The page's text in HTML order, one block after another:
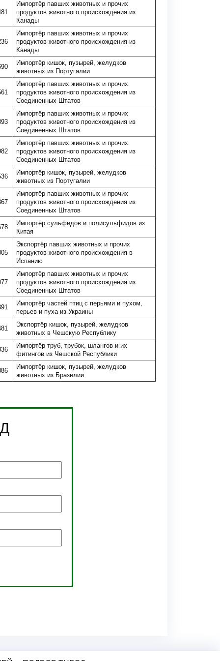
Импортёр павших животных и прочих
продуктов животного происхождения из
Канады
Импортёр павших животных и прочих
продуктов животного происхождения из
Канады
Импортёр кишок, пузырей, желудков
животных из Португалии
Импортёр павших животных и прочих
продуктов животного происхождения из
Соединенных Штатов
Импортёр павших животных и прочих
продуктов животного происхождения из
Соединенных Штатов
Импортёр павших животных и прочих
продуктов животного происхождения из
Соединенных Штатов
Импортёр кишок, пузырей, желудков
животных из Португалии
Импортёр павших животных и прочих
продуктов животного происхождения из
Соединенных Штатов
Импортёр сульфидов и полисульфидов из
Китая
Экспортёр павших животных и прочих
продуктов животного происхождения в
Испанию
Импортёр павших животных и прочих
продуктов животного происхождения из
Соединенных Штатов
Импортёр частей птиц с перьями и пухом,
перьев и пуха из Украины
Экспортёр кишок, пузырей, желудков
животных в Чешскую Республику
Импортёр труб, трубок, шлангов и их
фитингов из Чешской Республики
Импортёр кишок, пузырей, желудков
животных из Бразилии